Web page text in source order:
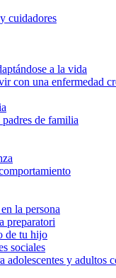
cuidadores
a la vida
con una enfermedad
de familia
la persona
preparatori
de tu hijo
sociales
adolescentes y adultos